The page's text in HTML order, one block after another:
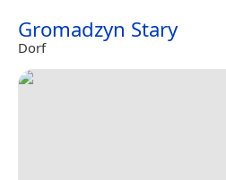
Gromadzyn Stary
Dorf